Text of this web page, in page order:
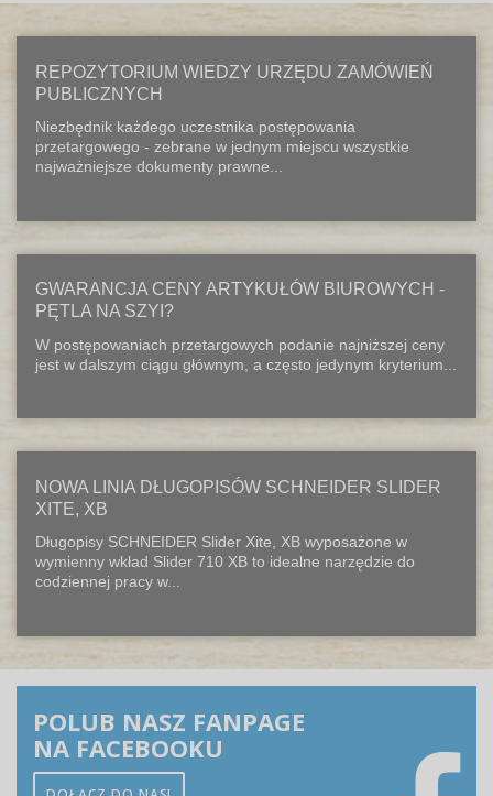
REPOZYTORIUM WIEDZY URZĘDU ZAMÓWIEŃ
PUBLICZNYCH
Niezbędnik każdego uczestnika postępowania
przetargowego - zebrane w jednym miejscu wszystkie
najważniejsze dokumenty prawne...
GWARANCJA CENY ARTYKUŁÓW BIUROWYCH -
PĘTLA NA SZYI?
W postępowaniach przetargowych podanie najniższej ceny
jest w dalszym ciągu głównym, a często jedynym kryterium...
NOWA LINIA DŁUGOPISÓW SCHNEIDER SLIDER
XITE, XB
Długopisy SCHNEIDER Slider Xite, XB wyposażone w
wymienny wkład Slider 710 XB to idealne narzędzie do
codziennej pracy w...
POLUB NASZ FANPAGE
NA FACEBOOKU